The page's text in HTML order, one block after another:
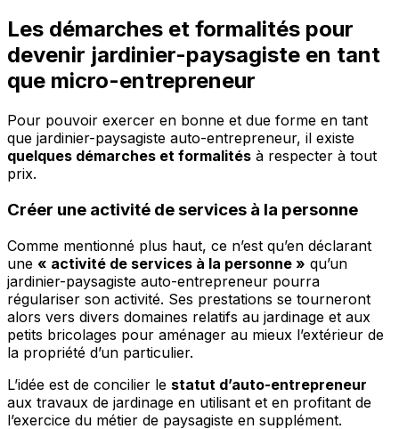
Les démarches et formalités pour
devenir jardinier-paysagiste en tant
que micro-entrepreneur
Pour pouvoir exercer en bonne et due forme en tant
que jardinier-paysagiste auto-entrepreneur, il existe
quelques démarches et formalités à respecter à tout
prix.
Créer une activité de services à la personne
Comme mentionné plus haut, ce n’est qu’en déclarant
une « activité de services à la personne » qu’un
jardinier-paysagiste auto-entrepreneur pourra
régulariser son activité. Ses prestations se tourneront
alors vers divers domaines relatifs au jardinage et aux
petits bricolages pour aménager au mieux l’extérieur de
la propriété d’un particulier.
L’idée est de concilier le statut d’auto-entrepreneur
aux travaux de jardinage en utilisant et en profitant de
l’exercice du métier de paysagiste en supplément.